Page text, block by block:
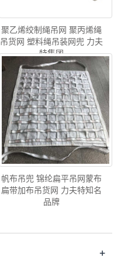
聚乙烯绞制绳吊网 聚丙烯绳
吊货网 塑料绳吊装网兜 力夫
特集团
帆布吊兜 锦纶扁平吊网蒙布
扁带加布吊货网 力夫特知名
品牌
+